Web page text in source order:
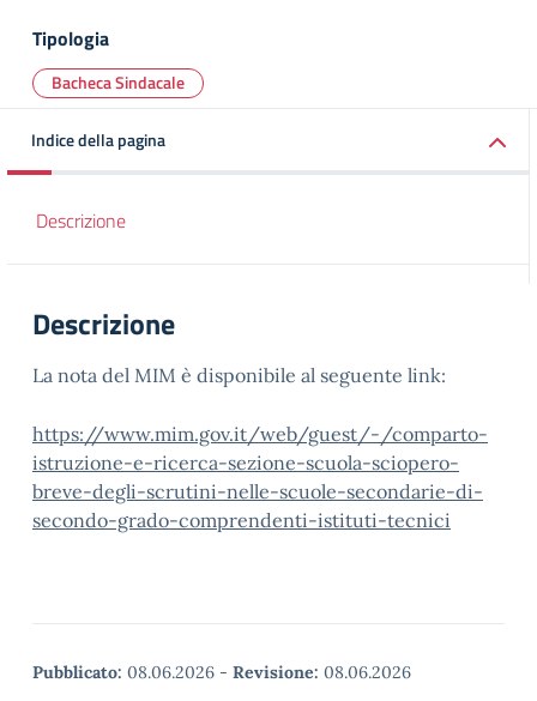
Tipologia
Bacheca Sindacale
Indice della pagina
Descrizione
Descrizione
La nota del MIM è disponibile al seguente link:
https://www.mim.gov.it/web/guest/-/comparto-
istruzione-e-ricerca-sezione-scuola-sciopero-
breve-degli-scrutini-nelle-scuole-secondarie-di-
secondo-grado-comprendenti-istituti-tecnici
Pubblicato: 08.06.2026 - Revisione: 08.06.2026